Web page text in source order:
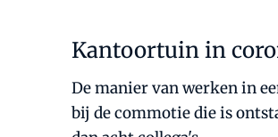
Kantoortuin in
De manier van werken in
bij de commotie die is